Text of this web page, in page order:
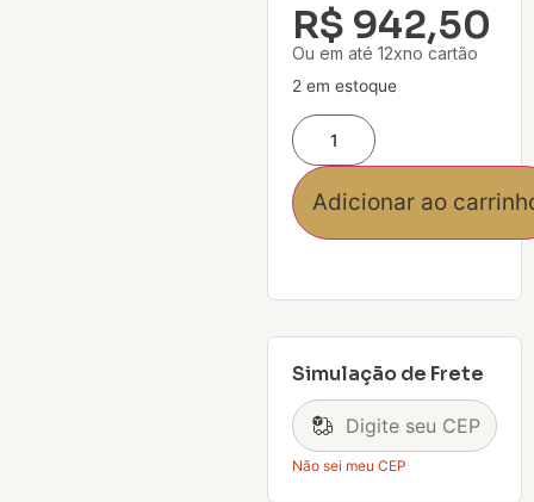
R$ 942,50
Ou em até 12xno cartão
2 em estoque
Adicionar ao
Simulação de Frete
Não sei meu CEP